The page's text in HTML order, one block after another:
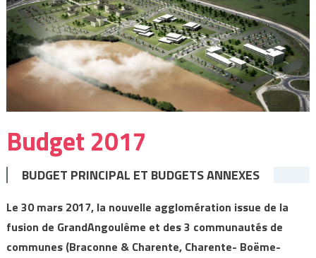
Budget 2017
BUDGET PRINCIPAL ET BUDGETS ANNEXES
Le 30 mars 2017, la nouvelle agglomération issue de la
fusion de GrandAngoulême et des 3 communautés de
communes (Braconne & Charente, Charente- Boëme-